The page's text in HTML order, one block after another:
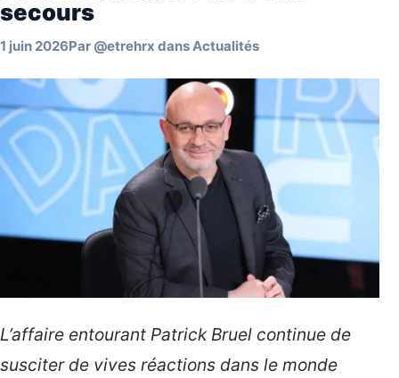
secours
1 juin 2026Par @etrehrx dansActualités
L’affaire entourant Patrick Bruel continue de
susciter de vives réactions dans le monde